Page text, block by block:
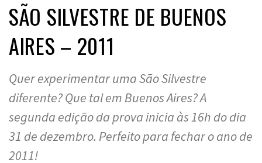
SÃO SILVESTRE DE BUENOS
AIRES – 2011
Quer experimentar uma São Silvestre
diferente? Que tal em Buenos Aires? A
segunda edição da prova inicia às 16h do dia
31 de dezembro. Perfeito para fechar o ano de
2011!